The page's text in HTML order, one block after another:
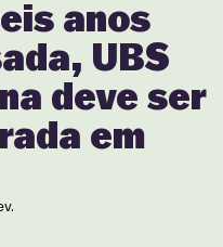
anos
UBS
deve ser
em